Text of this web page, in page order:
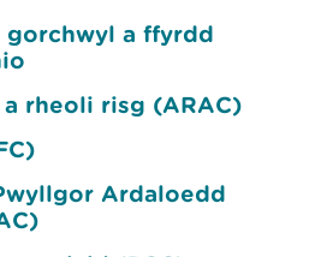
gorchwyl a ffyrdd
rheoli risg (ARAC)
Ardaloedd